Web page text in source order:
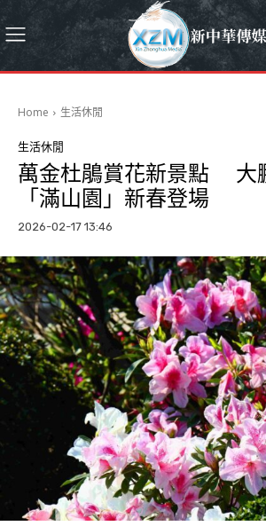
Home 生活休閒
生活休閒
萬金杜鵑賞花新景點 大
「滿山園」新春登場
2026-02-17 13:46